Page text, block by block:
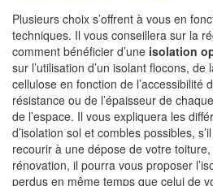
Plusieurs choix s’offrent à vous en
techniques. Il vous conseillera sur la
comment bénéficier d’une isolation
sur l’utilisation d’un isolant flocons,
cellulose en fonction de l’accessibilité
résistance ou de l’épaisseur de
de l’espace. Il vous expliquera les
d’isolation sol et combles possibles,
recourir à une dépose de votre
rénovation, il pourra vous proposer
perdus en même temps que celui de